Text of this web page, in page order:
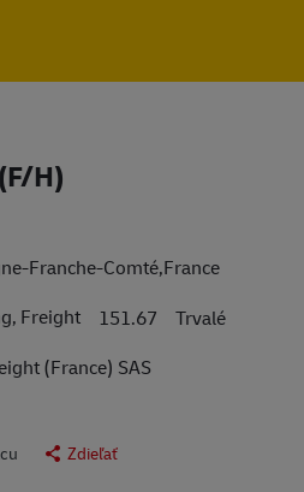
H)
Franche-Comté,France
Freight
151.67
Trvalé
(France) SAS
Zdieľať